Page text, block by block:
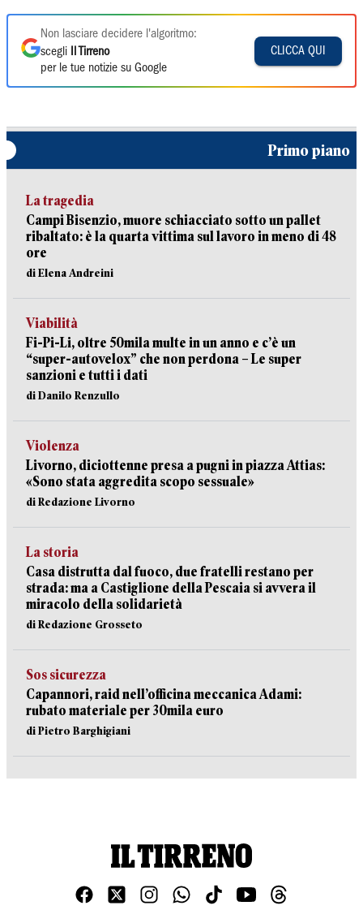
Non lasciare decidere l'algoritmo:
scegli
Il Tirreno
per le tue notizie su Google
CLICCA QUI
Primo piano
La tragedia
Campi Bisenzio, muore schiacciato sotto un pallet
ribaltato: è la quarta vittima sul lavoro in meno di 48
ore
di Elena Andreini
Viabilità
Fi-Pi-Li, oltre 50mila multe in un anno e c’è un
“super-autovelox” che non perdona – Le super
sanzioni e tutti i dati
di Danilo Renzullo
Violenza
Livorno, diciottenne presa a pugni in piazza Attias:
«Sono stata aggredita scopo sessuale»
di Redazione Livorno
La storia
Casa distrutta dal fuoco, due fratelli restano per
strada: ma a Castiglione della Pescaia si avvera il
miracolo della solidarietà
di Redazione Grosseto
Sos sicurezza
Capannori, raid nell’officina meccanica Adami:
rubato materiale per 30mila euro
di Pietro Barghigiani